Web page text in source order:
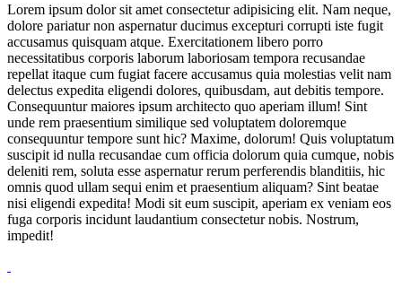
Lorem ipsum dolor sit amet consectetur adipisicing elit. Nam neque,
dolore pariatur non aspernatur ducimus excepturi corrupti iste fugit
accusamus quisquam atque. Exercitationem libero porro
necessitatibus corporis laborum laboriosam tempora recusandae
repellat itaque cum fugiat facere accusamus quia molestias velit nam
delectus expedita eligendi dolores, quibusdam, aut debitis tempore.
Consequuntur maiores ipsum architecto quo aperiam illum! Sint
unde rem praesentium similique sed voluptatem doloremque
consequuntur tempore sunt hic? Maxime, dolorum! Quis voluptatum
suscipit id nulla recusandae cum officia dolorum quia cumque, nobis
deleniti rem, soluta esse aspernatur rerum perferendis blanditiis, hic
omnis quod ullam sequi enim et praesentium aliquam? Sint beatae
nisi eligendi expedita! Modi sit eum suscipit, aperiam ex veniam eos
fuga corporis incidunt laudantium consectetur nobis. Nostrum,
impedit!